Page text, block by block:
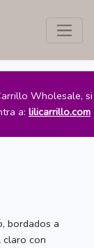
Wholesale, si
a: lilicarrillo.com
bordados a
claro con